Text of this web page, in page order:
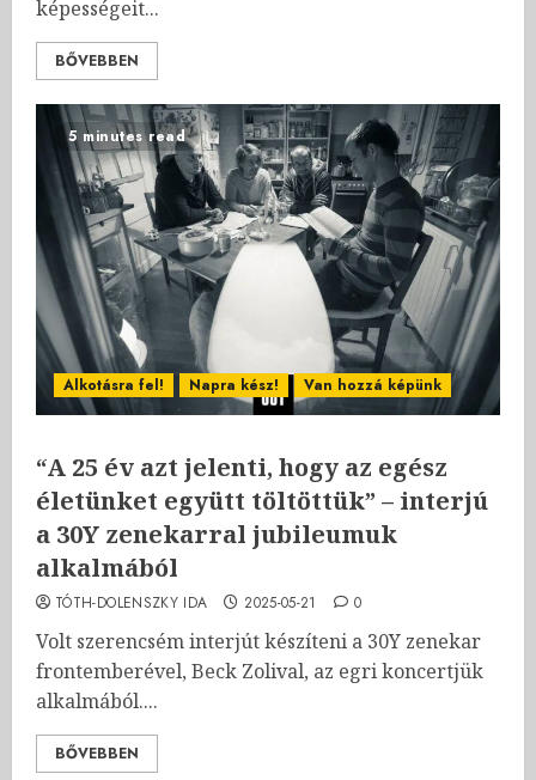
képességeit...
BŐVEBBEN
5 minutes read
Alkotásra fel! Napra kész! Van hozzá képünk
“A 25 év azt jelenti, hogy az egész
életünket együtt töltöttük” – interjú
a 30Y zenekarral jubileumuk
alkalmából
TÓTH-DOLENSZKY IDA 2025-05-21 0
Volt szerencsém interjút készíteni a 30Y zenekar
frontemberével, Beck Zolival, az egri koncertjük
alkalmából....
BŐVEBBEN